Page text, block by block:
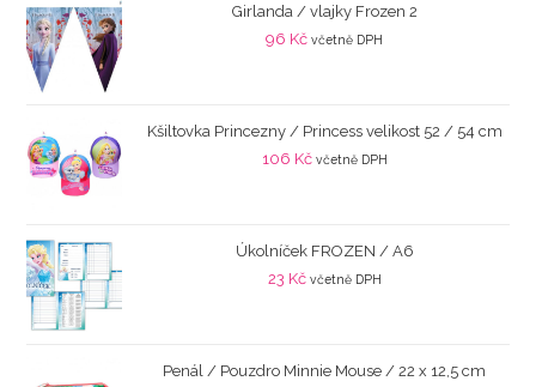
Girlanda / vlajky Frozen 2
96 Kč včetně DPH
Kšiltovka Princezny / Princess velikost 52 / 54 cm
106 Kč včetně DPH
Úkolníček FROZEN / A6
23 Kč včetně DPH
Penál / Pouzdro Minnie Mouse / 22 x 12,5 cm